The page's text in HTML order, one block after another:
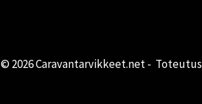
© 2026 Caravantarvikkeet.net - Toteutus